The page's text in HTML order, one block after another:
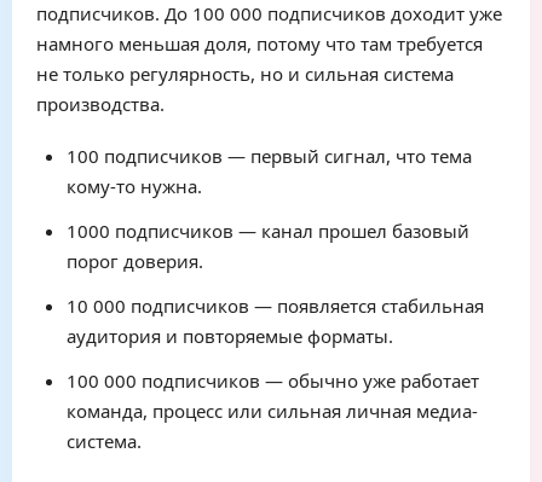
подписчиков. До 100 000 подписчиков доходит уже
намного меньшая доля, потому что там требуется
не только регулярность, но и сильная система
производства.
100 подписчиков — первый сигнал, что тема
кому-то нужна.
1000 подписчиков — канал прошел базовый
порог доверия.
10 000 подписчиков — появляется стабильная
аудитория и повторяемые форматы.
100 000 подписчиков — обычно уже работает
команда, процесс или сильная личная медиа-
система.